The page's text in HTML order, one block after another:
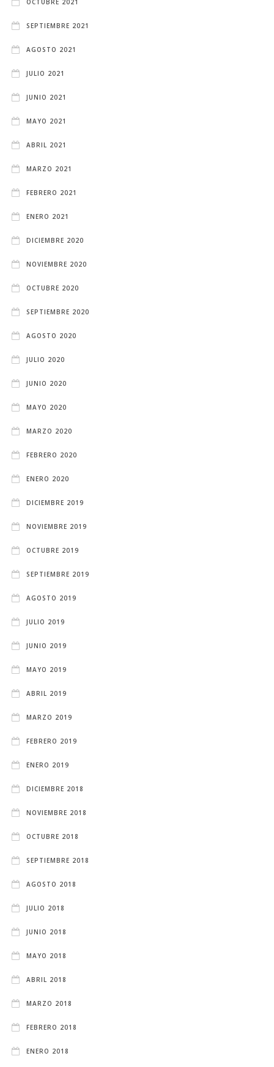
OCTUBRE 2021
SEPTIEMBRE 2021
AGOSTO 2021
JULIO 2021
JUNIO 2021
MAYO 2021
ABRIL 2021
MARZO 2021
FEBRERO 2021
ENERO 2021
DICIEMBRE 2020
NOVIEMBRE 2020
OCTUBRE 2020
SEPTIEMBRE 2020
AGOSTO 2020
JULIO 2020
JUNIO 2020
MAYO 2020
MARZO 2020
FEBRERO 2020
ENERO 2020
DICIEMBRE 2019
NOVIEMBRE 2019
OCTUBRE 2019
SEPTIEMBRE 2019
AGOSTO 2019
JULIO 2019
JUNIO 2019
MAYO 2019
ABRIL 2019
MARZO 2019
FEBRERO 2019
ENERO 2019
DICIEMBRE 2018
NOVIEMBRE 2018
OCTUBRE 2018
SEPTIEMBRE 2018
AGOSTO 2018
JULIO 2018
JUNIO 2018
MAYO 2018
ABRIL 2018
MARZO 2018
FEBRERO 2018
ENERO 2018